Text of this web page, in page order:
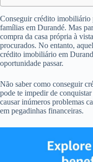
Conseguir crédito imobiliário
famílias em Durandé. Mas
compra da casa própria à
procurados. No entanto,
crédito imobiliário em
oportunidade passar.
Não saber como conseguir
pode te impedir de
causar inúmeros problemas
em pegadinhas financeiras.